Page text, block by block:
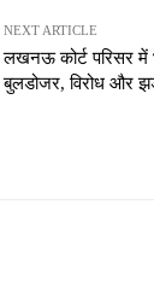
NEXT ARTICLE
लखनऊ कोर्ट परिसर में
बुलडोजर, विरोध और